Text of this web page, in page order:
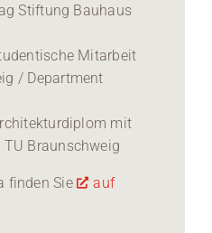
Stiftung Bauhaus
Mitarbeit
/ Department
mit
Braunschweig
finden Sie
auf